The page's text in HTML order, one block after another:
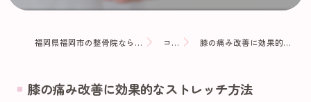
福岡県福岡市の整骨院ならさくらざか整骨院 コラム 膝の痛み改善に効果的なストレッチ方法
膝の痛み改善に効果的なストレッチ方法